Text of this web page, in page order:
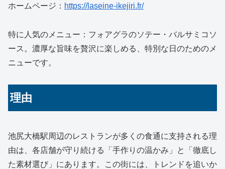
ホームページ： https://laseine-ikejiri.fr/
特に人気のメニュー：フォアグラのソテー・バルサミコソ
ース。濃厚な旨味を贅沢に楽しめる、特別な日のためのメ
ニューです。
理由
池尻大橋駅周辺のレストランが多くの食通に支持される理
由は、各店舗が守り続ける「手作りの温かみ」と「徹底し
た素材選び」にあります。この街には、トレンドを追いか